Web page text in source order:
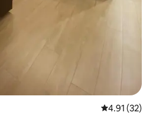
平均评分
4.91 (32)